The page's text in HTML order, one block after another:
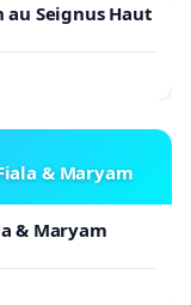
Seignus Haut
& Maryam
& Maryam